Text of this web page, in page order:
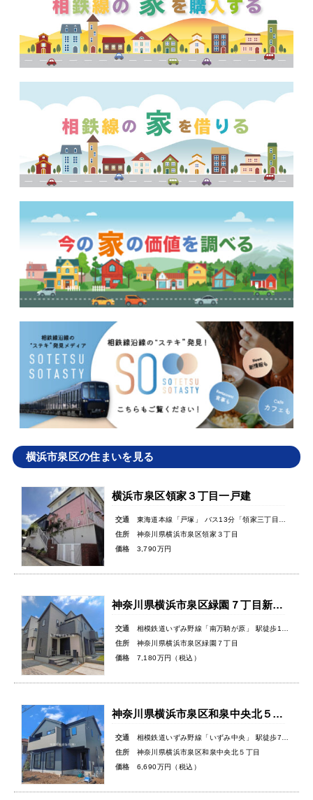
横浜市泉区の住まいを見る
横浜市泉区領家３丁目一戸建
交通
東海道本線「戸塚」 バス13分「領家三丁目」バス停徒歩3分
住所
神奈川県横浜市泉区領家３丁目
価格
3,790万円
神奈川県横浜市泉区緑園７丁目新築戸建
交通
相模鉄道いずみ野線「南万騎が原」 駅徒歩10分
住所
神奈川県横浜市泉区緑園７丁目
価格
7,180万円（税込）
神奈川県横浜市泉区和泉中央北５丁目新築戸建
交通
相模鉄道いずみ野線「いずみ中央」 駅徒歩7分
住所
神奈川県横浜市泉区和泉中央北５丁目
価格
6,690万円（税込）